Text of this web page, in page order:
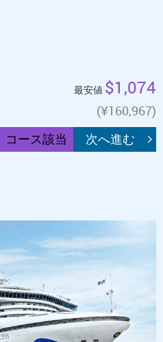
最安値 $1,074
(¥160,967)
コース該当
次へ進む